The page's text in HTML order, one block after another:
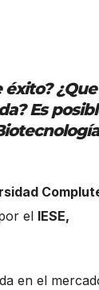
¿Que
Es
el IESE,
en el